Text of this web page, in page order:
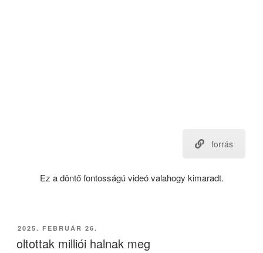
forrás
Ez a döntő fontosságú videó valahogy kimaradt.
BEKÜLDVE:
2025. FEBRUÁR 26.
oltottak milliói halnak meg